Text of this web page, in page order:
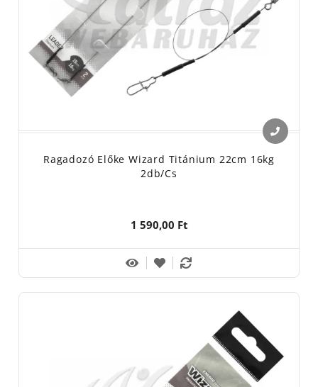
Ragadozó Előke Wizard Titánium 22cm 16kg
2db/cs
1 590,00 Ft